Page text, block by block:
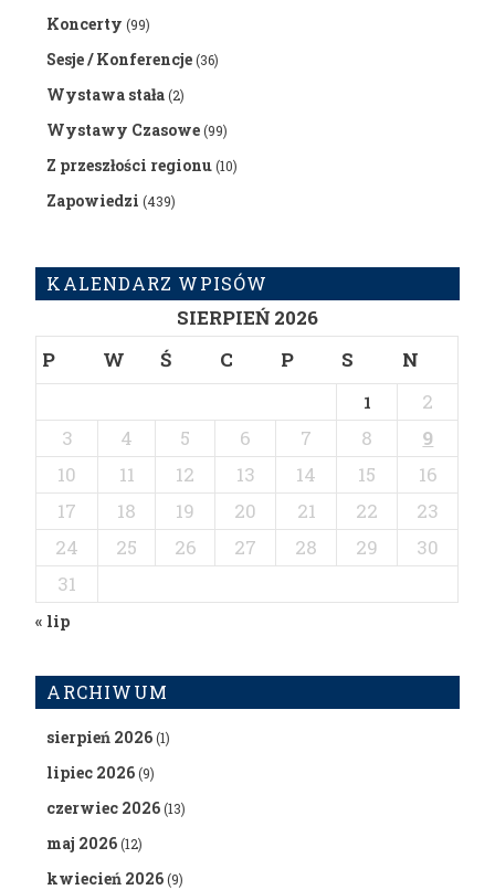
Koncerty (99)
Sesje / Konferencje(36)
Wystawa stała(2)
Wystawy Czasowe(99)
Z przeszłości regionu(10)
Zapowiedzi (439)
KALENDARZ WPISÓW
SIERPIEŃ 2026
P
W Ś C P S N
1
2
3
4 5 6 7 8
9
10
11 12 13 14 15
16
17
18 19 20 21 22
23
24
25 26 27 28 29
30
31
« lip
ARCHIWUM
sierpień 2026(1)
lipiec 2026(9)
czerwiec 2026(13)
maj 2026(12)
kwiecień 2026(9)